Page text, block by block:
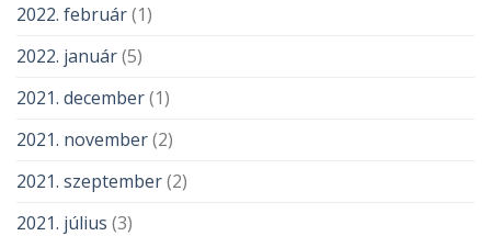
2022. február(1)
2022. január(5)
2021. december(1)
2021. november(2)
2021. szeptember(2)
2021. július (3)